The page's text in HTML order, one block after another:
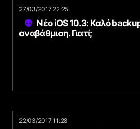
27/03/2017 22:25
Νέο iOS 10.3: Καλό
αναβάθμιση. Γιατί;
22/03/2017 11:28